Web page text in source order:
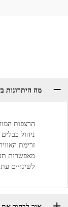
מה היתרונות
הרצפות
ניהול
זרימת
מאפשרות
לשינויים